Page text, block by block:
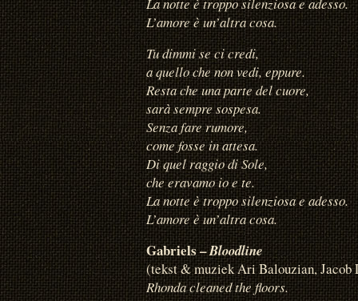
L’amore è un’altra cosa.
Tu dimmi se ci credi,
a quello che non vedi, eppure.
Resta che una parte del cuore,
sarà sempre sospesa.
Senza fare rumore,
come fosse in attesa.
Di quel raggio di Sole,
che eravamo io e te.
La notte è troppo silenziosa e adesso.
L’amore è un’altra cosa.
Gabriels –Bloodline
(tekst & muziek Ari Balouzian, Jacob
Rhonda cleaned the floors.